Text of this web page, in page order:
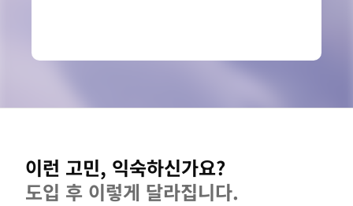
이런 고민, 익숙하신가요?
도입 후 이렇게 달라집니다.